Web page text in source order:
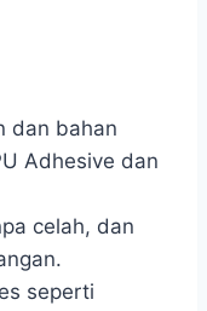
dan bahan
Adhesive dan
celah, dan
seperti